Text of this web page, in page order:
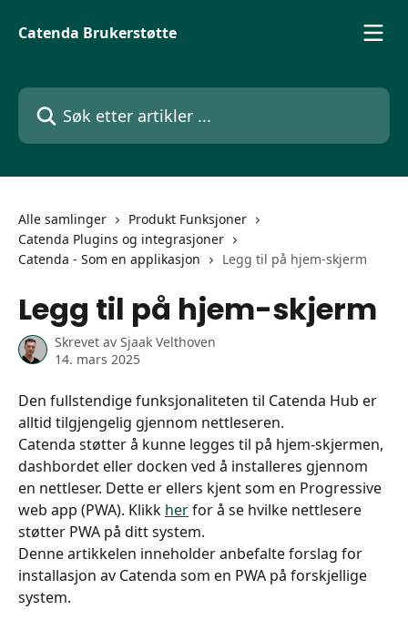
Catenda Brukerstøtte
Søk etter artikler ...
Alle samlinger
Produkt Funksjoner
Catenda Plugins og integrasjoner
Catenda - Som en applikasjon
Legg til på hjem-skjerm
Legg til på hjem-skjerm
Skrevet av Sjaak Velthoven
14. mars 2025
Den fullstendige funksjonaliteten til Catenda Hub er
alltid tilgjengelig gjennom nettleseren.
Catenda støtter å kunne legges til på hjem-skjermen,
dashbordet eller docken ved å installeres gjennom
en nettleser. Dette er ellers kjent som en Progressive
web app (PWA). Klikk her for å se hvilke nettlesere
støtter PWA på ditt system.
Denne artikkelen inneholder anbefalte forslag for
installasjon av Catenda som en PWA på forskjellige
system.